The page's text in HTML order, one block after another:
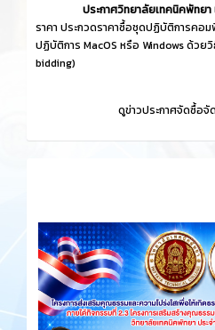
ประกาศวิทยาลัยเทคนิคพัทยา
ราคา ประกวดราคาซื้อชุดปฏิบัติการคอ
ปฏิบัติการ MacOS หรือ Windows ด้วย
bidding)
ดูข่าวประกาศจัดซื้อจั